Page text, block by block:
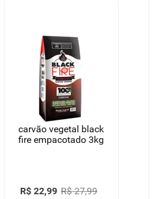
carvão vegetal black
fire empacotado 3kg
R$ 22,99 R$ 27,99